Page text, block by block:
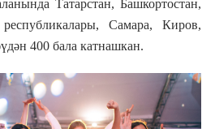
Татарстан, Башкортостан,
Самара, Киров,
400 бала катнашкан.